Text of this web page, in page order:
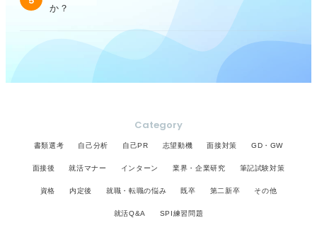
か？
Category
書類選考 自己分析 自己PR 志望動機 面接対策 GD・GW
面接後 就活マナー インターン 業界・企業研究 筆記試験対策
資格 内定後 就職・転職の悩み 既卒 第二新卒 その他
就活Q&A SPI練習問題